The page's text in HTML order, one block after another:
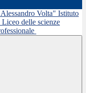
Istituto
Liceo delle scienze